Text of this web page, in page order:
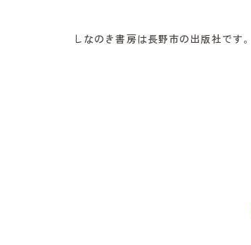
しなのき書房は長野市の出版社です。